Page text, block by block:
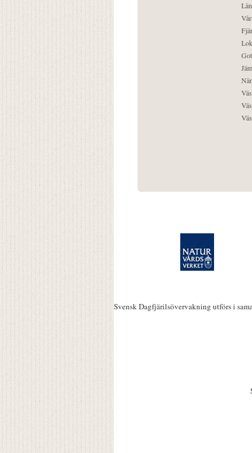
Svensk Dagfjärilsövervakning utförs i